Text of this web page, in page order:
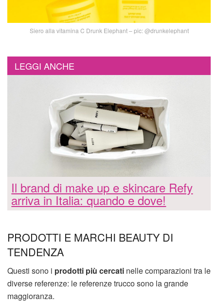
Siero alla vitamina C Drunk Elephant – pic: @drunkelephant
LEGGI ANCHE
Il brand di make up e skincare Refy
arriva in Italia: quando e dove!
PRODOTTI E MARCHI BEAUTY DI
TENDENZA
Questi sono i prodotti più cercati nelle comparazioni tra le
diverse referenze: le referenze trucco sono la grande
maggioranza.